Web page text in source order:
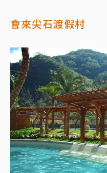
會來尖石渡假村